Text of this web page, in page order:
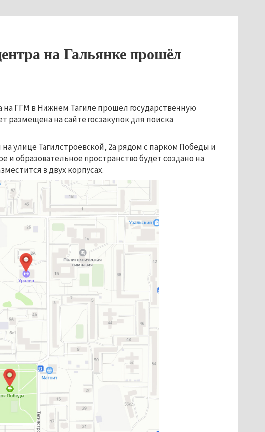
на Гальянке прошёл
на ГГМ в Нижнем Тагиле прошёл государственную
размещена на сайте госзакупок для поиска
улице Тагилстроевской, 2а рядом с парком Победы и
образовательное пространство будет создано на
в двух корпусах.